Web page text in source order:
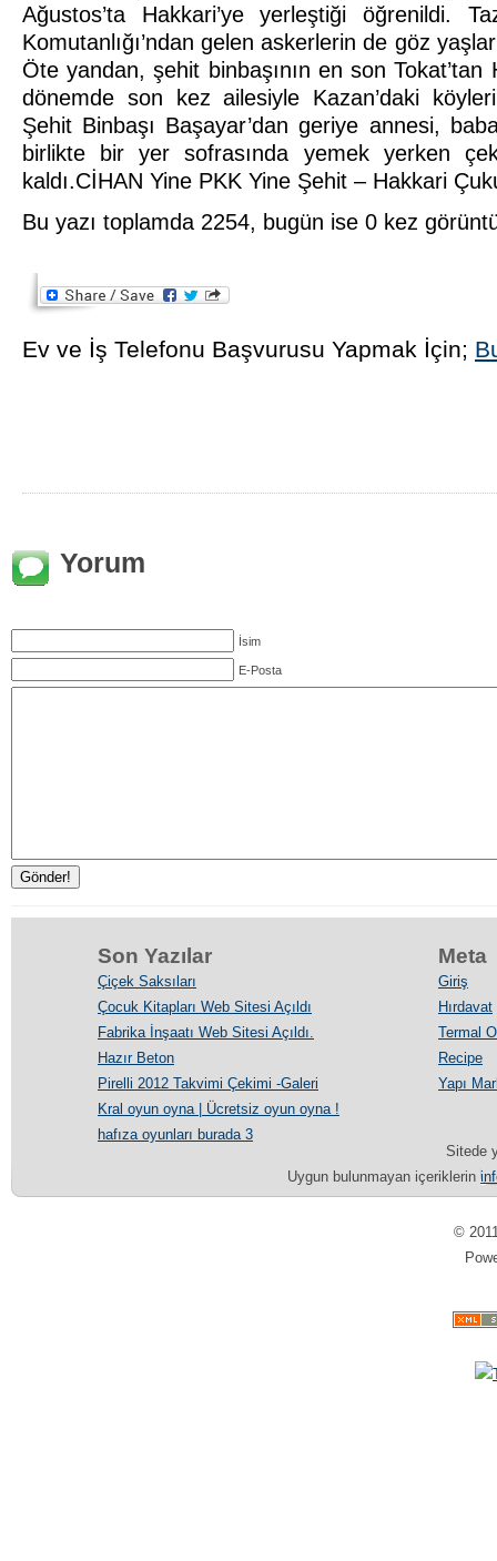
Ağustos’ta Hakkari’ye yerleştiği öğrenildi.
Komutanlığı’ndan gelen askerlerin de göz
Öte yandan, şehit binbaşının en son Tokat’tan
dönemde son kez ailesiyle Kazan’daki
Şehit Binbaşı Başayar’dan geriye annesi,
birlikte bir yer sofrasında yemek yerken
kaldı.CİHAN Yine PKK Yine Şehit – Hakkari
Bu yazı toplamda 2254, bugün ise 0 kez
Ev ve İş Telefonu Başvurusu Yapmak İçin;
Yorum
İsim
E-Posta
Son Yazılar
Çiçek Saksıları
Çocuk Kitapları Web Sitesi Açıldı
Fabrika İnşaatı Web Sitesi Açıldı.
Hazır Beton
Pirelli 2012 Takvimi Çekimi -Galeri
Kral oyun oyna | Ücretsiz oyun oyna !
hafıza oyunları burada 3
Meta
Giriş
Hırdavat
Termal
Recipe
Yapı
Sitede
Uygun bulunmayan içeriklerin
©